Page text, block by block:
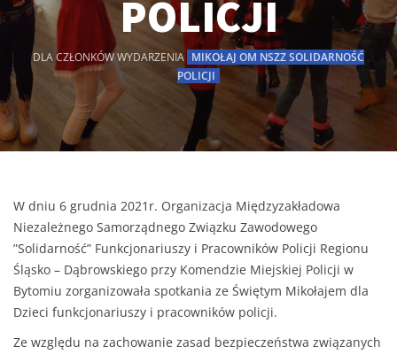
POLICJI
DLA CZŁONKÓWWYDARZENIA MIKOŁAJ OM NSZZ SOLIDARNOŚĆ
POLICJI
W dniu 6 grudnia 2021r. Organizacja Międzyzakładowa
Niezależnego Samorządnego Związku Zawodowego
”Solidarność” Funkcjonariuszy i Pracowników Policji Regionu
Śląsko – Dąbrowskiego przy Komendzie Miejskiej Policji w
Bytomiu zorganizowała spotkania ze Świętym Mikołajem dla
Dzieci funkcjonariuszy i pracowników policji.
Ze względu na zachowanie zasad bezpieczeństwa związanych